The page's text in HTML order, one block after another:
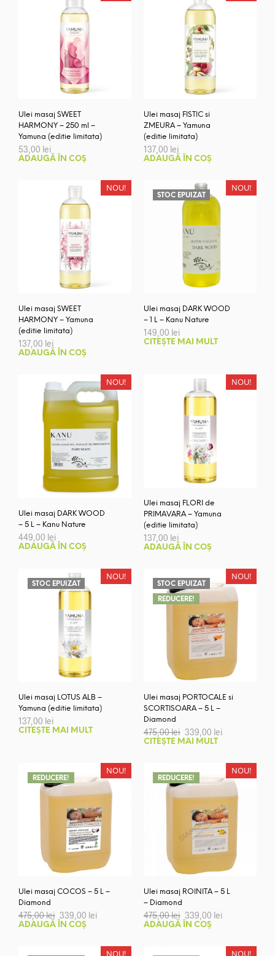
Ulei masaj SWEET
HARMONY – 250 ml –
Yamuna (editie limitata)
53,00 lei
ADAUGĂ ÎN COȘ
Ulei masaj FISTIC si
ZMEURA – Yamuna
(editie limitata)
137,00 lei
ADAUGĂ ÎN COȘ
NOU!
Ulei masaj SWEET
HARMONY – Yamuna
(editie limitata)
137,00 lei
ADAUGĂ ÎN COȘ
NOU!
STOC EPUIZAT
Ulei masaj DARK WOOD
– 1 L – Kanu Nature
149,00 lei
CITEȘTE MAI MULT
NOU!
Ulei masaj DARK WOOD
– 5 L – Kanu Nature
449,00 lei
ADAUGĂ ÎN COȘ
NOU!
Ulei masaj FLORI de
PRIMAVARA – Yamuna
(editie limitata)
137,00 lei
ADAUGĂ ÎN COȘ
NOU!
STOC EPUIZAT
Ulei masaj LOTUS ALB –
Yamuna (editie limitata)
137,00 lei
CITEȘTE MAI MULT
NOU!
REDUCERE!
STOC EPUIZAT
Ulei masaj PORTOCALE si
SCORTISOARA – 5 L –
Diamond
475,00lei Prețul
inițial
339,00 lei
CITEȘTE MAI MULT
NOU!
REDUCERE!
Ulei masaj COCOS – 5 L –
Diamond
475,00lei Prețul
inițial
339,00 lei
ADAUGĂ ÎN COȘ
NOU!
REDUCERE!
Ulei masaj ROINITA – 5 L
– Diamond
475,00lei Prețul
inițial
339,00 lei
ADAUGĂ ÎN COȘ
NOU! NOU!